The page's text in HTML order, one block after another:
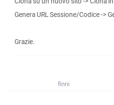
Genera URL Sessione/Codice ->
Grazie.
finni